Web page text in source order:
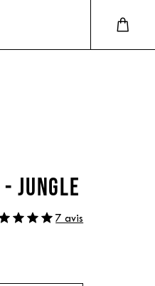
JUNGLE
7 avis